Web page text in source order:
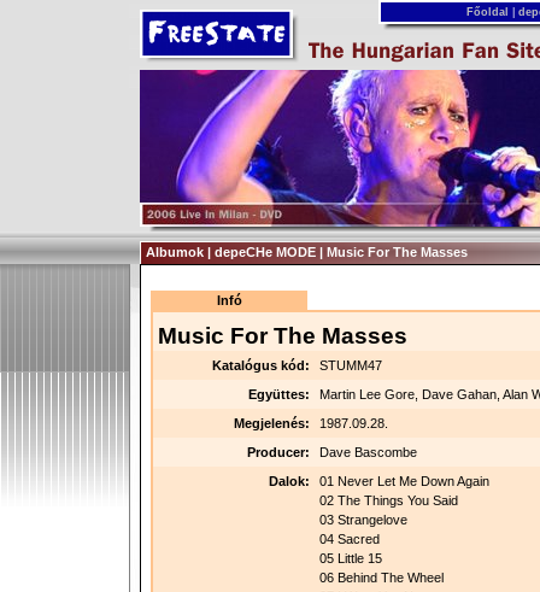
Főoldal
Albumok | depeCHe MODE | Music For The Masses
Infó
Music For The Masses
Katalógus kód:
STUMM47
Együttes:
Martin Lee Gore, Dave Gahan, Alan
Megjelenés:
1987.09.28.
Producer:
Dave Bascombe
Dalok:
01 Never Let Me Down Again
02 The Things You Said
03 Strangelove
04 Sacred
05 Little 15
06 Behind The Wheel